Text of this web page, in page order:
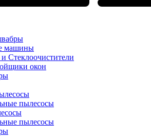
машины
Стеклоочистители
окон
пылесосы
пылесосы